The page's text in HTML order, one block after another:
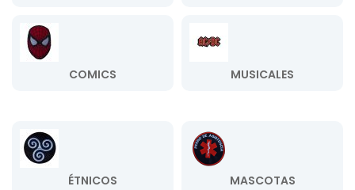
COMICS MUSICALES
ÉTNICOS MASCOTAS